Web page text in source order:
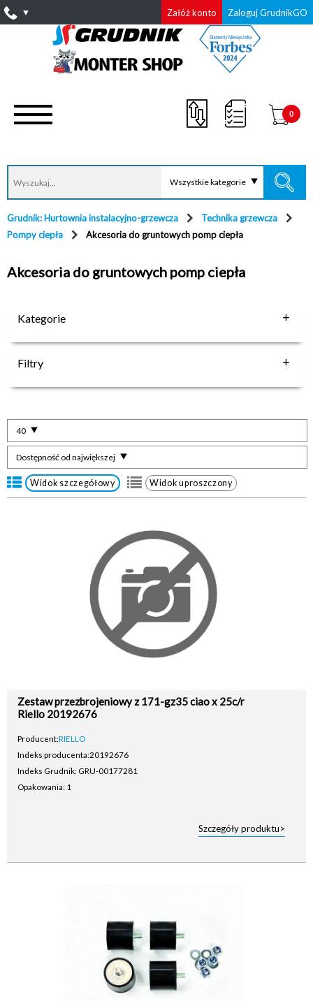
Załóż konto Zaloguj GrudnikGO
Wszystkie kategorie
0
Grudnik: Hurtownia instalacyjno-grzewcza
Technika grzewcza
Pompy ciepła
Akcesoria do gruntowych pomp ciepła
Akcesoria do gruntowych pomp ciepła
Kategorie
Filtry
Dostępność od największej
40
Widok szczegółowy Widok uproszczony
Zestaw przezbrojeniowy z 171-gz35 ciao x 25c/r
Riello 20192676
Producent:RIELLO
Indeks producenta:20192676
Indeks Grudnik: GRU-00177281
Opakowania: 1
Szczegóły produktu>